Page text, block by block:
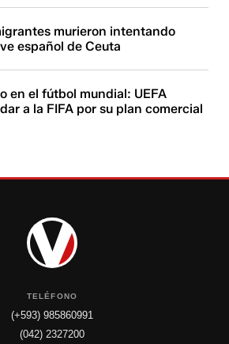
murieron intentando
español de Ceuta
en el fútbol mundial: UEFA
a la FIFA por su plan comercial
TELÉFONO
(+593) 985860991
(042) 2327200